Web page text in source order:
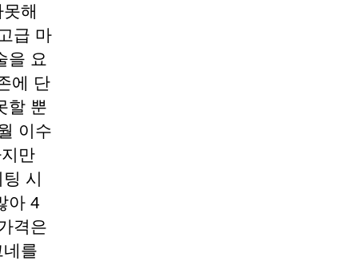
해
급 마
을 요
에 단
할 뿐
이수
만
시
아 4
격은
를